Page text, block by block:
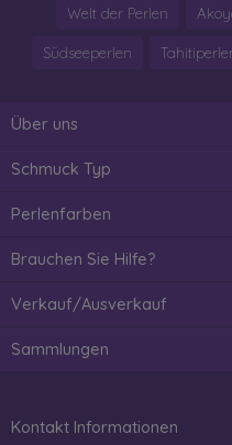
Welt der Perlen
Südseeperlen
Über uns
Schmuck Typ
Perlenfarben
Brauchen Sie Hilfe?
Verkauf/Ausverkauf
Sammlungen
Kontakt Informationen